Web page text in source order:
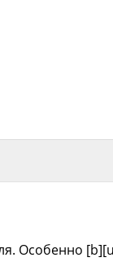
Особенно